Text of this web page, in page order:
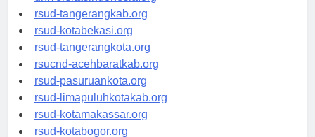
universitasindonesia.org
rsud-tangerangkab.org
rsud-kotabekasi.org
rsud-tangerangkota.org
rsucnd-acehbaratkab.org
rsud-pasuruankota.org
rsud-limapuluhkotakab.org
rsud-kotamakassar.org